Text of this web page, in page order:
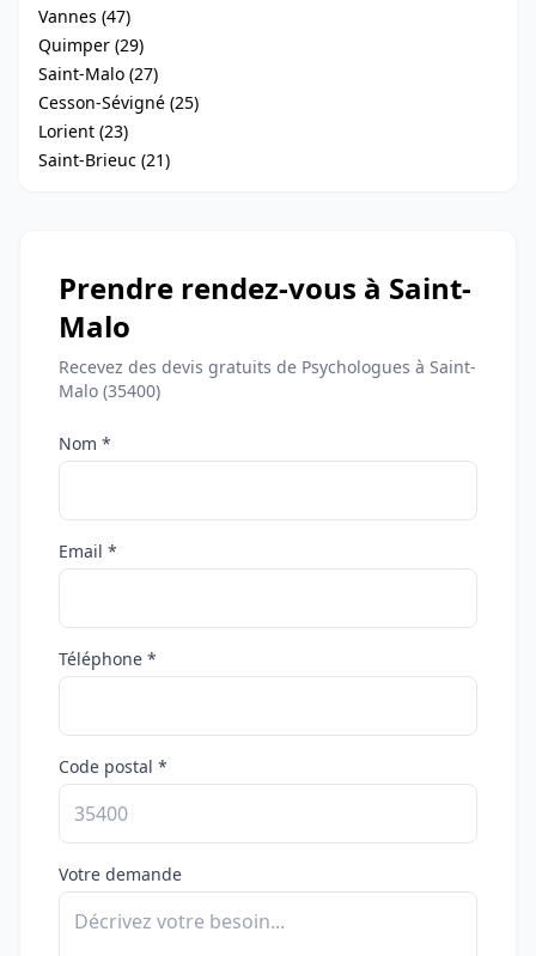
Vannes (47)
Quimper (29)
Saint-Malo (27)
Cesson-Sévigné (25)
Lorient (23)
Saint-Brieuc (21)
Prendre rendez-vous à Saint-
Malo
Recevez des devis gratuits de Psychologues à Saint-
Malo (35400)
Nom *
Email *
Téléphone *
Code postal *
Votre demande